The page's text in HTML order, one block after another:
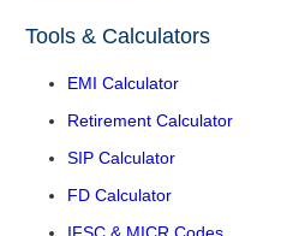
Tools & Calculators
EMI Calculator
Retirement Calculator
SIP Calculator
FD Calculator
IFSC & MICR Codes